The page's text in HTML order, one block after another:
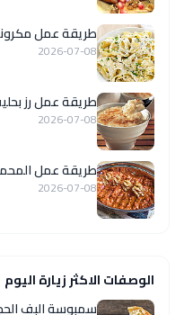
طريقة عمل
2026-07-08
طريقة عمل رز بحليب
2026-07-08
طريقة عمل
2026-07-08
الوصفات الاكثر زيارة اليوم
سمبوسة البف